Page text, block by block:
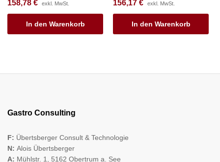
158,78 € exkl. MwSt.
In den Warenkorb
156,17 € exkl. MwSt.
In den Warenkorb
Gastro Consulting
F: Übertsberger Consult & Technologie
N: Alois Übertsberger
A: Mühlstr. 1, 5162 Obertrum a. See